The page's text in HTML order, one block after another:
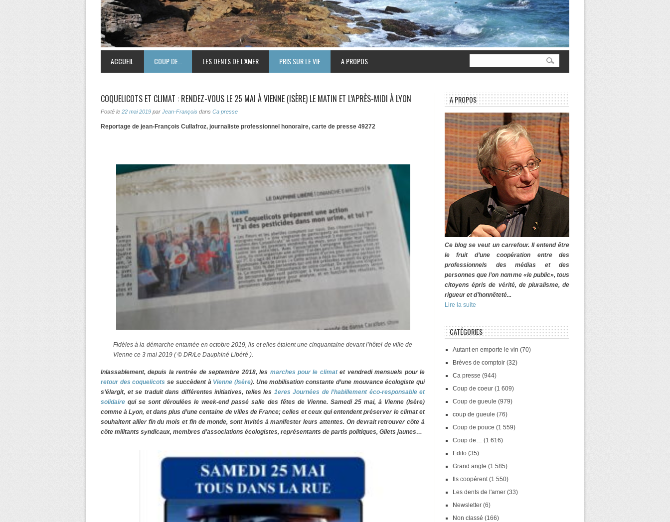
ACCUEIL COUP DE… LES DENTS DE L’AMER PRIS SUR LE VIF A PROPOS
COQUELICOTS ET CLIMAT : RENDEZ-VOUS LE 25 MAI À VIENNE (ISÈRE) LE MATIN ET L’APRÈS-MIDI À LYON
Posté le 22 mai 2019 par Jean-François dans Ca presse
Reportage de jean-François Cullafroz, journaliste professionnel honoraire, carte de presse 49272
Fidèles à la démarche entamée en octobre 2019, ils et elles étaient une cinquantaine devant l’hôtel de ville de
Vienne ce 3 mai 2019 ( © DR/Le Dauphiné Libéré ).
Inlassablement, depuis la rentrée de septembre 2018, les marches pour le climatet vendredi mensuels pour le
retour des coquelicots se succèdent à Vienne (Isère). Une mobilisation constante d’une mouvance écologiste qui
s’élargit, et se traduit dans différentes initiatives, telles les 1eres Journées de l’habillement éco-responsable et
solidairequi se sont déroulées le week-end passé salle des fêtes de Vienne. Samedi 25 mai, à Vienne (Isère)
comme à Lyon, et dans plus d’une centaine de villes de France; celles et ceux qui entendent préserver le climat et
souhaitent allier fin du mois et fin de monde, sont invités à manifester leurs attentes. On devrait retrouver côte à
côte militants syndicaux, membres d’associations écologistes, représentants de partis politiques, Gilets jaunes…
A PROPOS
Ce blog se veut un carrefour. Il entend être
le fruit d’une coopération entre des
professionnels des médias et des
personnes que l’on nomme «le public», tous
citoyens épris de vérité, de pluralisme, de
rigueur et d’honnêteté...
Lire la suite
CATÉGORIES
Autant en emporte le vin (70)
Brèves de comptoir (32)
Ca presse (944)
Coup de coeur (1 609)
Coup de gueule (979)
coup de gueule (76)
Coup de pouce (1 559)
Coup de… (1 616)
Edito (35)
Grand angle (1 585)
Ils coopérent(1 550)
Les dents de l'amer (33)
Newsletter (6)
Non classé (166)